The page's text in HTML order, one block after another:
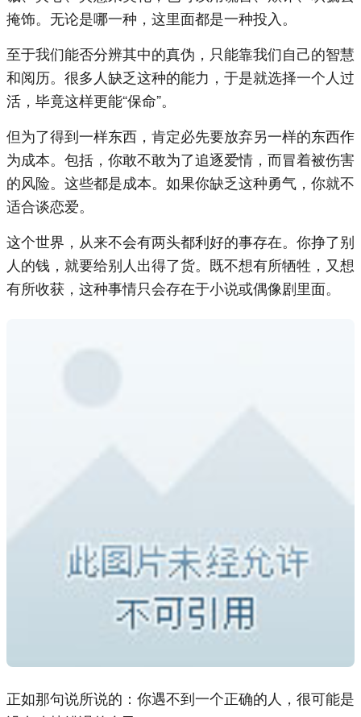
掩饰。无论是哪一种，这里面都是一种投入。
至于我们能否分辨其中的真伪，只能靠我们自己的智慧
和阅历。很多人缺乏这种的能力，于是就选择一个人过
活，毕竟这样更能“保命”。
但为了得到一样东西，肯定必先要放弃另一样的东西作
为成本。包括，你敢不敢为了追逐爱情，而冒着被伤害
的风险。这些都是成本。如果你缺乏这种勇气，你就不
适合谈恋爱。
这个世界，从来不会有两头都利好的事存在。你挣了别
人的钱，就要给别人出得了货。既不想有所牺牲，又想
有所收获，这种事情只会存在于小说或偶像剧里面。
正如那句说所说的：你遇不到一个正确的人，很可能是